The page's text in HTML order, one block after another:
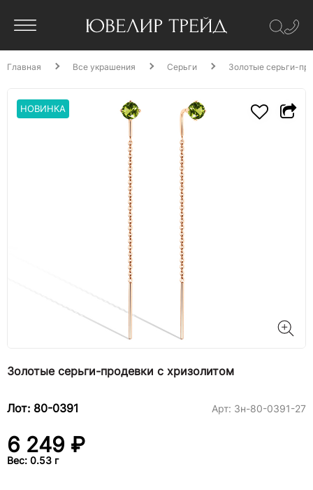
Главная Все украшения Серьги Золотые серьги-
НОВИНКА
Золотые серьги-продевки с хризолитом
Лот: 80-0391 Арт: 3н-80-0391-27
6 249 ₽
Вес: 0.53 г